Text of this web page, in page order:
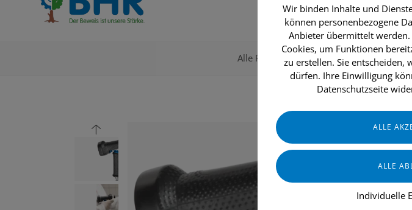
Alle Produkte Aktionen
Wir binden Inhalte und
können personenbezogene
Anbieter übermittelt werden.
Cookies, um Funktionen
zu erstellen. Sie entscheiden,
dürfen. Ihre Einwilligung
Datenschutzseite
Individuelle